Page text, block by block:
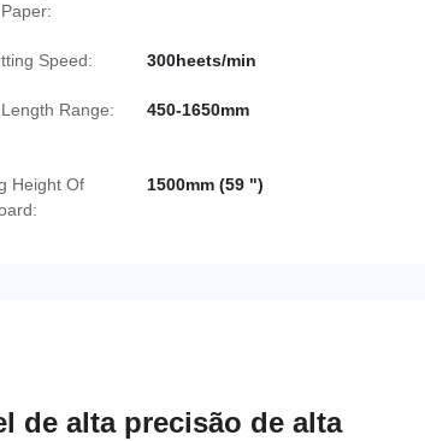
Speed: 300heets/min
Range: 450-1650mm
Height Of
1500mm (59 ")
de alta precisão de alta